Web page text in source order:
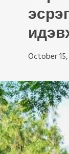
Caribbean
October